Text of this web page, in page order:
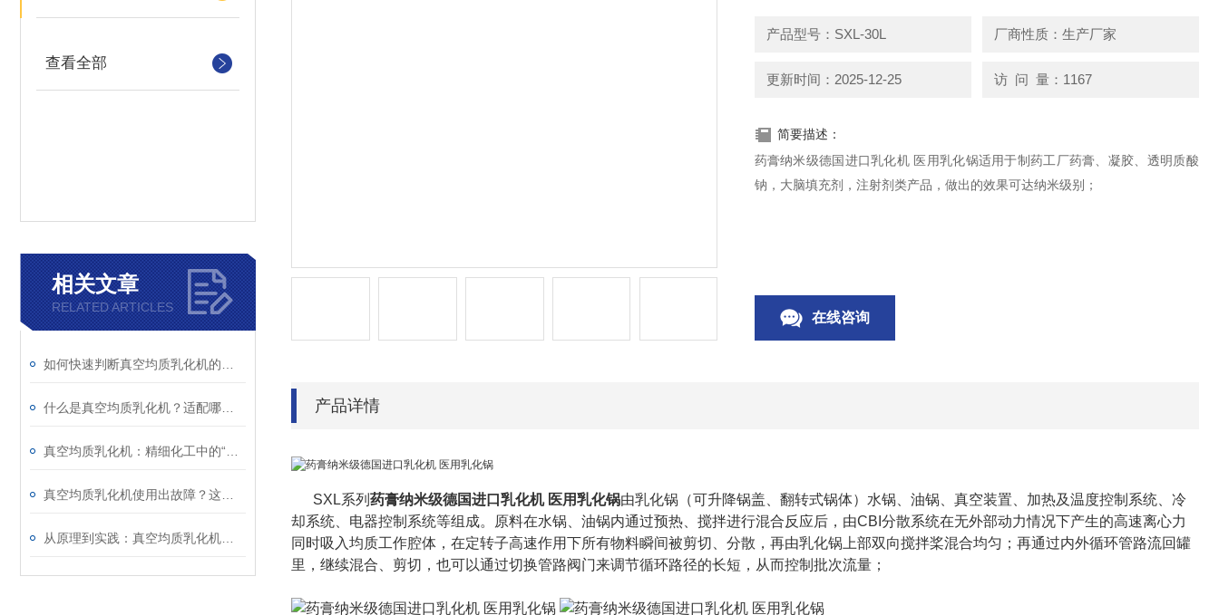
查看全部
相关文章
RELATED ARTICLES
产品型号：SXL-30L 厂商性质：生产厂家
更新时间：2025-12-25 访 问 量：1167
简要描述：
药膏纳米级德国进口乳化机 医用乳化锅适用于制药工厂药膏、凝胶、透明质酸
钠，大脑填充剂，注射剂类产品，做出的效果可达纳米级别；
在线咨询
产品详情
SXL系列 药膏纳米级德国进口乳化机 医用乳化锅由乳化锅（可升降锅盖、翻转式锅体）水锅、油锅、真空装置、加热及温度控制系统、冷
却系统、电器控制系统等组成。原料在水锅、油锅内通过预热、搅拌进行混合反应后，由CBI分散系统在无外部动力情况下产生的高速离心力
同时吸入均质工作腔体，在定转子高速作用下所有物料瞬间被剪切、分散，再由乳化锅上部双向搅拌桨混合均匀；再通过内外循环管路流回罐
里，继续混合、剪切，也可以通过切换管路阀门来调节循环路径的长短，从而控制批次流量；